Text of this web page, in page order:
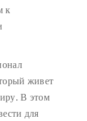
к
живет
В этом
для